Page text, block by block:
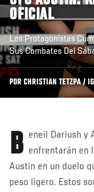
OFICIAL
Los Protagonistas
Sus Combates Del
POR CHRISTIAN TETZPA /
Beneil Dariush y Arman Tsarukyan se enfrentarán en
Austin en un duelo
peso ligero. Estos